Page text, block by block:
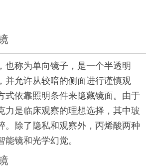
也称为单向镜子，是一个半透明
并允许从较暗的侧面进行谨慎观
式依靠照明条件来隐藏镜面。由于
力是临床观察的理想选择，其中玻
。除了隐私和观察外，丙烯酸两种
能镜和光学幻觉。